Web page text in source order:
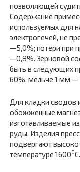
позволяющей
Содержание
используемых для
электропечей, не
—5,0%; потери при
—0,8%. Зерновой
быть в следующих
60%, мельче 1 мм —
Для кладки сводов
обожженные
изготавливаемые
руды. Изделия
подвергают
температуре 16000С.